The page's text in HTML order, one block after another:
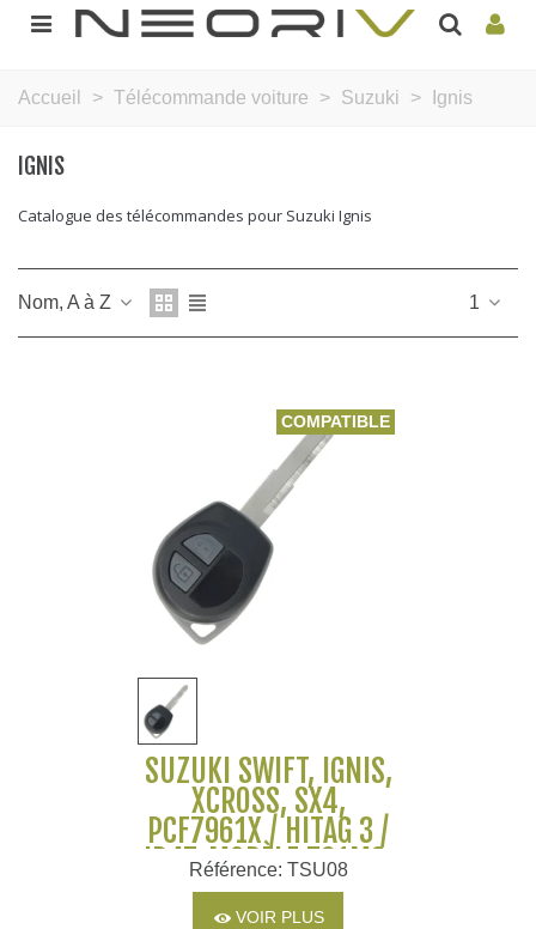
Accueil > Télécommande voiture > Suzuki > Ignis
IGNIS
Catalogue des télécommandes pour Suzuki Ignis
Nom, A à Z 1
COMPATIBLE
SUZUKI SWIFT, IGNIS,
XCROSS, SX4,
PCF7961X / HITAG 3 /
ID47, MODÈLE T61M0,
37145-62R10
Référence: TSU08
VOIR PLUS